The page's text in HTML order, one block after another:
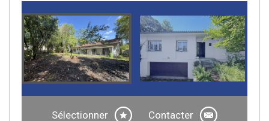
Sélectionner Contacter